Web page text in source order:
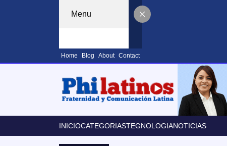
Menu
Home Blog About Contact
INICIOCATEGORIASTEGNOLOGIANOTICIAS